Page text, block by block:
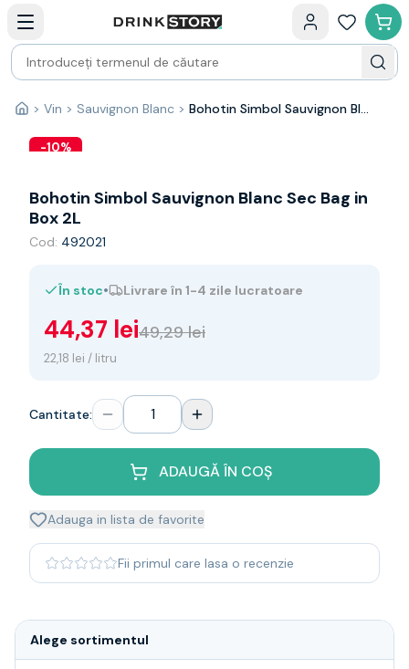
Bauturi fine — selectie
Produse Noi
Cosuri cadou
Pachete & Cadouri
Vin
Tamaioasa
Franta
Spania
Africa de Sud
Germania
Noua Zeelanda
Spumante
Single malt
Japanese
Blanded Japanese
Canadian
Rom
Vodka
Acasă
> Vin > Sauvignon Blanc > Bohotin Simbol Sauvignon Blanc Sec Bag in Box 2L
-10%
Bohotin Simbol Sauvignon Blanc Sec Bag in
Box 2L
Cod: 492021
În stoc• Livrare în 1-4 zile lucratoare
44,37 lei49,29 lei
22,18 lei / litru
Cantitate:
ADAUGĂ ÎN COȘ
Adauga in lista de favorite
Fii primul care lasa o recenzie
Alege sortimentul